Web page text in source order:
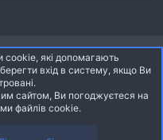
XenForo Ltd.
XenForo Ltd. | dev: Pages
cookie, які допомагають
вхід в систему, якщо Ви
сайтом, Ви погоджуєтеся на
файлів cookie.